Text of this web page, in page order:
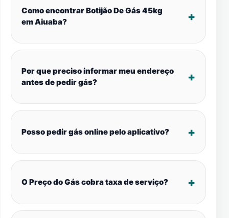
Como encontrar Botijão De Gás 45kg
em Aiuaba?
Por que preciso informar meu endereço
antes de pedir gás?
Posso pedir gás online pelo aplicativo?
O Preço do Gás cobra taxa de serviço?